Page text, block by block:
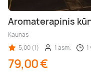
Aromaterapinis
Kaunas
5,00 (1)
1 asm. 1
79,00 €